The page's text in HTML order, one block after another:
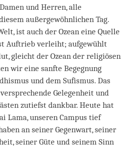
und Herren, alle
außergewöhnlichen Tag.
ist auch der Ozean eine Quelle
Auftrieb verleiht; aufgewühlt
gleicht der Ozean der religiösen
wir eine sanfte Begegnung
und dem Sufismus. Das
Gelegenheit und
zutiefst dankbar. Heute hat
Lama, unseren Campus tief
an seiner Gegenwart, seiner
seiner Güte und seinem Sinn